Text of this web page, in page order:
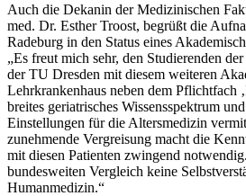
Auch die Dekanin der Medizinischen
med. Dr. Esther Troost, begrüßt die
Radeburg in den Status eines
„Es freut mich sehr, den Studierenden
der TU Dresden mit diesem weiteren
Lehrkrankenhaus neben dem Pflichtfach
breites geriatrisches Wissensspektrum
Einstellungen für die Altersmedizin
zunehmende Vergreisung macht die
mit diesen Patienten zwingend
bundesweiten Vergleich keine
Humanmedizin.“